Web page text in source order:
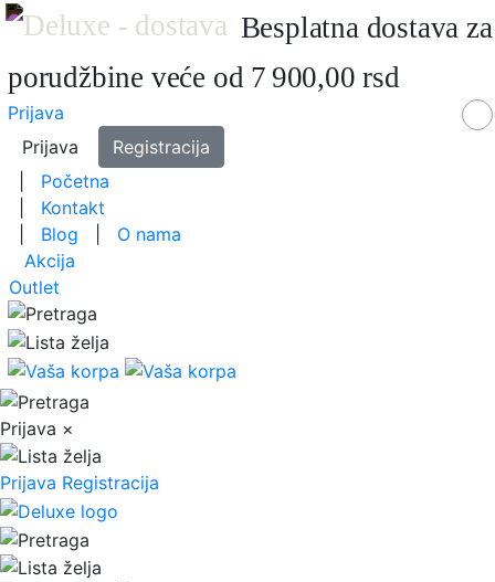
Besplatna dostava za
porudžbine veće od 7 900,00 rsd
Prijava
Prijava
Registracija
Početna
Kontakt
Blog
O nama
Akcija
Outlet
Prijava ×
Prijava Registracija